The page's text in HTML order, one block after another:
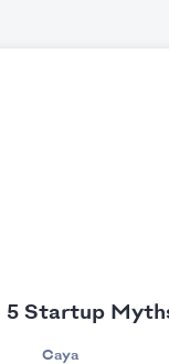
5 Startup
Caya